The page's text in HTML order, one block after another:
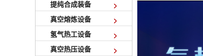
提纯合成装备
真空熔炼设备
氢气热工设备
真空热压设备